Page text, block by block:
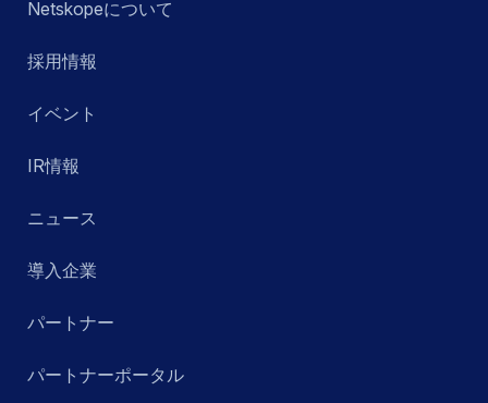
Netskopeについて
採用情報
イベント
IR情報
ニュース
導入企業
パートナー
パートナーポータル